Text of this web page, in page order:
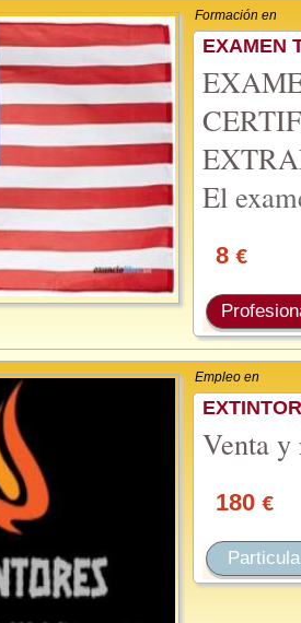
Formación en
EXAMEN
El
8 €
Empleo en
Venta y
180 €